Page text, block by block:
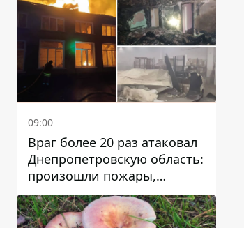
09:00
Враг более 20 раз атаковал
Днепропетровскую область:
произошли пожары,
повреждены дома,
инфраструктура и авто